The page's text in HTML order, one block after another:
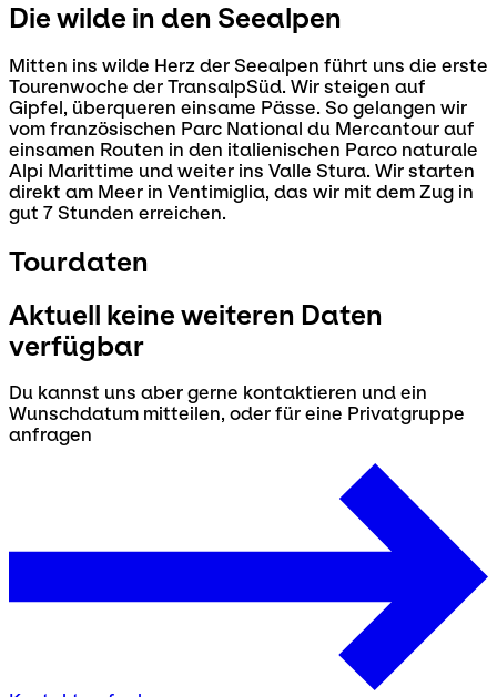
Die wilde in den Seealpen
Mitten ins wilde Herz der Seealpen führt uns die erste
Tourenwoche der TransalpSüd. Wir steigen auf
Gipfel, überqueren einsame Pässe. So gelangen wir
vom französischen Parc National du Mercantour auf
einsamen Routen in den italienischen Parco naturale
Alpi Marittime und weiter ins Valle Stura. Wir starten
direkt am Meer in Ventimiglia, das wir mit dem Zug in
gut 7 Stunden erreichen.
Tourdaten
Aktuell keine weiteren Daten
verfügbar
Du kannst uns aber gerne kontaktieren und ein
Wunschdatum mitteilen, oder für eine Privatgruppe
anfragen